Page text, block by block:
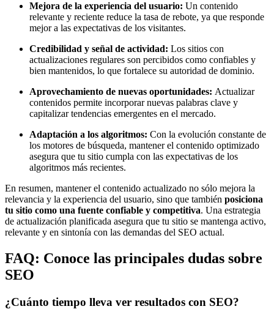
Mejora de la experiencia del usuario: Un contenido
relevante y reciente reduce la tasa de rebote, ya que responde
mejor a las expectativas de los visitantes.
Credibilidad y señal de actividad: Los sitios con
actualizaciones regulares son percibidos como confiables y
bien mantenidos, lo que fortalece su autoridad de dominio.
Aprovechamiento de nuevas oportunidades: Actualizar
contenidos permite incorporar nuevas palabras clave y
capitalizar tendencias emergentes en el mercado.
Adaptación a los algoritmos: Con la evolución constante de
los motores de búsqueda, mantener el contenido optimizado
asegura que tu sitio cumpla con las expectativas de los
algoritmos más recientes.
En resumen, mantener el contenido actualizado no sólo mejora la
relevancia y la experiencia del usuario, sino que también posiciona
tu sitio como una fuente confiable y competitiva. Una estrategia
de actualización planificada asegura que tu sitio se mantenga activo,
relevante y en sintonía con las demandas del SEO actual.
FAQ: Conoce las principales dudas sobre
SEO
¿Cuánto tiempo lleva ver resultados con SEO?